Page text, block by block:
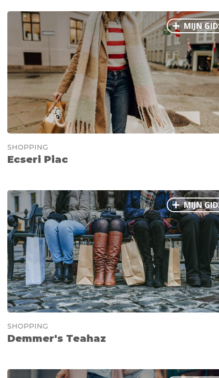
MIJN
SHOPPING
Ecseri Piac
MIJN
SHOPPING
Demmer's Teahaz